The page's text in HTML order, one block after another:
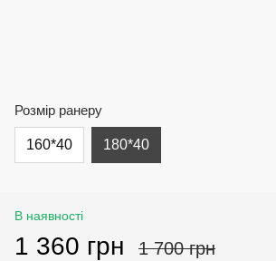
Розмір ранеру
160*40 180*40
В наявності
1 360 грн 1 700 грн